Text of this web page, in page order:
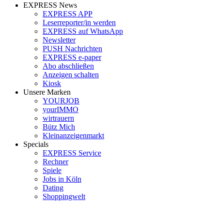
EXPRESS News
EXPRESS APP
Leserreporter/in werden
EXPRESS auf WhatsApp
Newsletter
PUSH Nachrichten
EXPRESS e-paper
Abo abschließen
Anzeigen schalten
Kiosk
Unsere Marken
YOURJOB
yourIMMO
wirtrauern
Bütz Mich
Kleinanzeigenmarkt
Specials
EXPRESS Service
Rechner
Spiele
Jobs in Köln
Dating
Shoppingwelt